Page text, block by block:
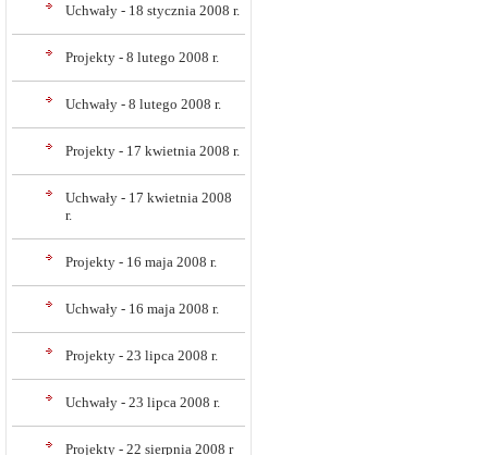
Uchwały - 18 stycznia 2008 r.
Projekty - 8 lutego 2008 r.
Uchwały - 8 lutego 2008 r.
Projekty - 17 kwietnia 2008 r.
Uchwały - 17 kwietnia 2008
r.
Projekty - 16 maja 2008 r.
Uchwały - 16 maja 2008 r.
Projekty - 23 lipca 2008 r.
Uchwały - 23 lipca 2008 r.
Projekty - 22 sierpnia 2008 r